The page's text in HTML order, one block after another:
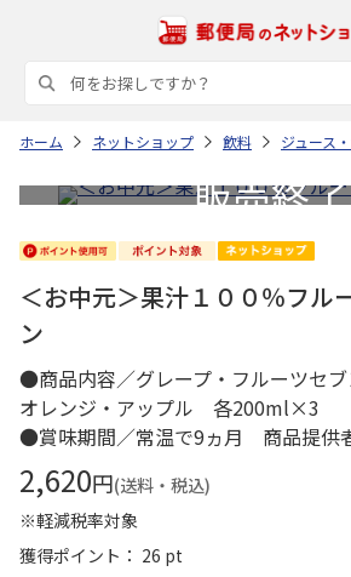
ホーム ネットショップ 飲料 ジュース
＜お中元＞果汁１００％フル
ン
●商品内容／グレープ・フルーツセ
オレンジ・アップル 各200ml×3
●賞味期間／常温で9ヵ月 商品提供
2,620円(送料・税込)
※軽減税率対象
獲得ポイント： 26 pt